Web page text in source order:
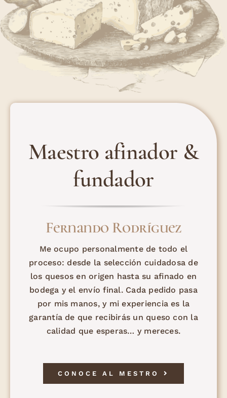
Maestro afinador &
fundador
Fernando Rodríguez
Me ocupo personalmente de todo el
proceso: desde la selección cuidadosa de
los quesos en origen hasta su afinado en
bodega y el envío final. Cada pedido pasa
por mis manos, y mi experiencia es la
garantía de que recibirás un queso con la
calidad que esperas… y mereces.
CONOCE AL MESTRO